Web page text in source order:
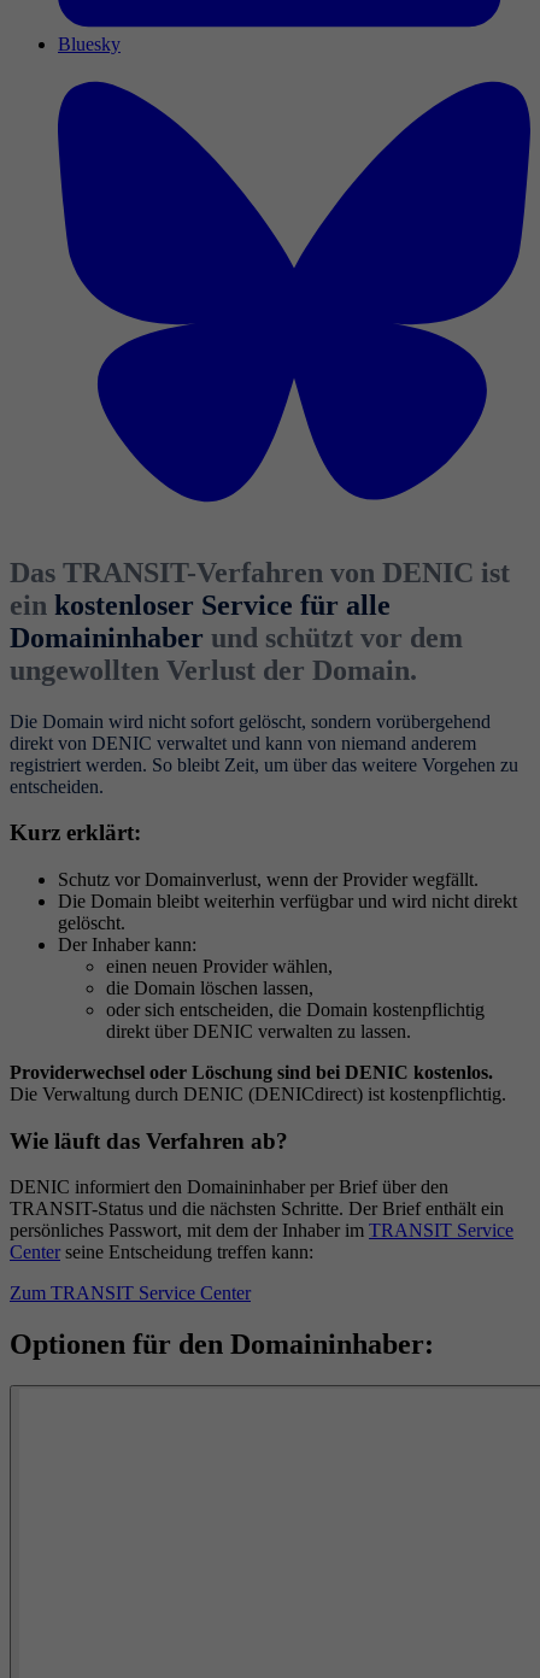
Bluesky
Das TRANSIT-Verfahren von DENIC ist
ein kostenloser Service für alle
Domaininhaber und schützt vor dem
ungewollten Verlust der Domain.
Die Domain wird nicht sofort gelöscht, sondern vorübergehend
direkt von DENIC verwaltet und kann von niemand anderem
registriert werden. So bleibt Zeit, um über das weitere Vorgehen zu
entscheiden.
Kurz erklärt:
Schutz vor Domainverlust, wenn der Provider wegfällt.
Die Domain bleibt weiterhin verfügbar und wird nicht direkt
gelöscht.
Der Inhaber kann:
einen neuen Provider wählen,
die Domain löschen lassen,
oder sich entscheiden, die Domain kostenpflichtig
direkt über DENIC verwalten zu lassen.
Providerwechsel oder Löschung sind bei DENIC kostenlos.
Die Verwaltung durch DENIC (DENICdirect) ist kostenpflichtig.
Wie läuft das Verfahren ab?
DENIC informiert den Domaininhaber per Brief über den
TRANSIT-Status und die nächsten Schritte. Der Brief enthält ein
persönliches Passwort, mit dem der Inhaber im TRANSIT Service
Center seine Entscheidung treffen kann:
Zum TRANSIT Service Center
Optionen für den Domaininhaber: